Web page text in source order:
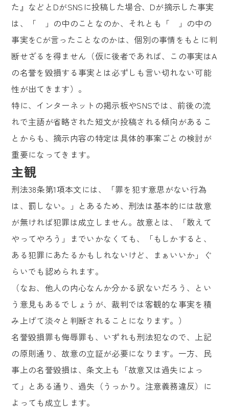
た』などとDがSNSに投稿した場合、Dが摘示した事実
は、「 」の中のことなのか、それとも「 」の中の
事実をCが言ったことなのかは、個別の事情をもとに判
断せざるを得ません（仮に後者であれば、この事実はA
の名誉を毀損する事実とは必ずしも言い切れない可能
性が出てきます）。
特に、インターネットの掲示板やSNSでは、前後の流
れで主語が省略された短文が投稿される傾向があるこ
とからも、摘示内容の特定は具体的事案ごとの検討が
重要になってきます。
主観
刑法38条第1項本文には、「罪を犯す意思がない行為
は、罰しない。」とあるため、刑法は基本的には故意
が無ければ犯罪は成立しません。故意とは、「敢えて
やってやろう」までいかなくても、「もしかすると、
ある犯罪にあたるかもしれないけど、まぁいいか」ぐ
らいでも認められます。
（なお、他人の内心なんか分かる訳ないだろう、とい
う意見もあるでしょうが、裁判では客観的な事実を積
み上げて淡々と判断されることになります。）
名誉毀損罪も侮辱罪も、いずれも刑法犯なので、上記
の原則通り、故意の立証が必要になります。一方、民
事上の名誉毀損は、条文上も「故意又は過失によっ
て」とある通り、過失（うっかり。注意義務違反）に
よっても成立します。